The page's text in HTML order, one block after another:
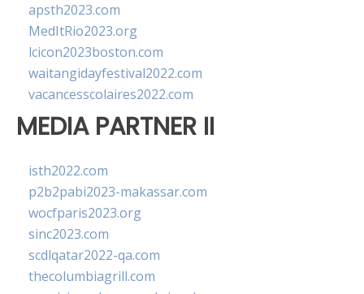
apsth2023.com
MedItRio2023.org
lcicon2023boston.com
waitangidayfestival2022.com
vacancesscolaires2022.com
MEDIA PARTNER II
isth2022.com
p2b2pabi2023-makassar.com
wocfparis2023.org
sinc2023.com
scdlqatar2022-qa.com
thecolumbiagrill.com